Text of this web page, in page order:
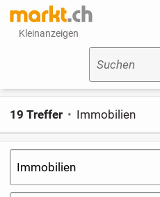
Kleinanzeigen
Suchen
Immobilien
19 Treffer Immobilien